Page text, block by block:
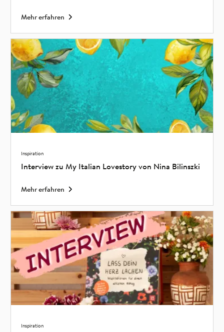
Mehr erfahren
Inspiration
Interview zu My Italian Lovestory von Nina Bilinszki
Mehr erfahren
Inspiration